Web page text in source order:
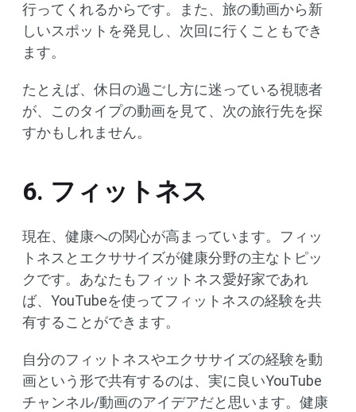
行ってくれるからです。また、旅の動画から新
しいスポットを発見し、次回に行くこともでき
ます。
たとえば、休日の過ごし方に迷っている視聴者
が、このタイプの動画を見て、次の旅行先を探
すかもしれません。
6. フィットネス
現在、健康への関心が高まっています。フィッ
トネスとエクササイズが健康分野の主なトピッ
クです。あなたもフィットネス愛好家であれ
ば、YouTubeを使ってフィットネスの経験を共
有することができます。
自分のフィットネスやエクササイズの経験を動
画という形で共有するのは、実に良いYouTube
チャンネル/動画のアイデアだと思います。健康